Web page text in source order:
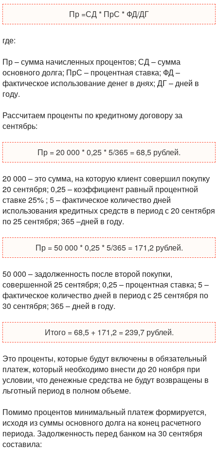
Пр =СД * ПрС * ФД/ДГ
где:
Пр – сумма начисленных процентов; СД – сумма
основного долга; ПрС – процентная ставка; ФД –
фактическое использование денег в днях; ДГ – дней в
году.
Рассчитаем проценты по кредитному договору за
сентябрь:
Пр = 20 000 * 0,25 * 5/365 = 68,5 рублей.
20 000 – это сумма, на которую клиент совершил покупку
20 сентября; 0,25 – коэффициент равный процентной
ставке 25% ; 5 – фактическое количество дней
использования кредитных средств в период с 20 сентября
по 25 сентября; 365 –дней в году.
Пр = 50 000 * 0,25 * 5/365 = 171,2 рублей.
50 000 – задолженность после второй покупки,
совершенной 25 сентября; 0,25 – процентная ставка; 5 –
фактическое количество дней в период с 25 сентября по
30 сентября; 365 – дней в году.
Итого = 68,5 + 171,2 = 239,7 рублей.
Это проценты, которые будут включены в обязательный
платеж, который необходимо внести до 20 ноября при
условии, что денежные средства не будут возвращены в
льготный период в полном объеме.
Помимо процентов минимальный платеж формируется,
исходя из суммы основного долга на конец расчетного
периода. Задолженность перед банком на 30 сентября
составила: